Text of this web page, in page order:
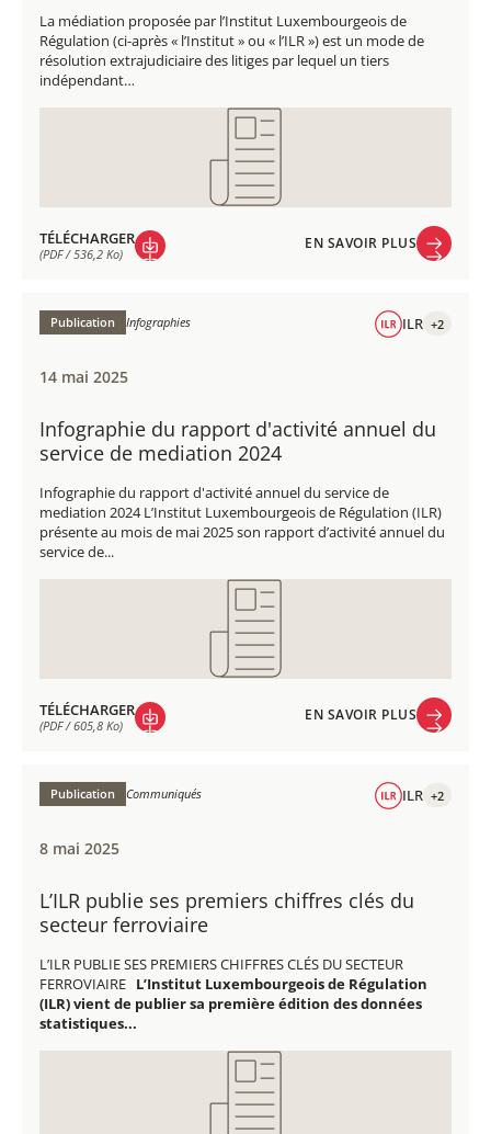
La médiation proposée par l’Institut Luxembourgeois de
Régulation (ci-après « l’Institut » ou « l’ILR ») est un mode de
résolution extrajudiciaire des litiges par lequel un tiers
indépendant…
TÉLÉCHARGER
(PDF / 536,2 Ko)
(PDF / 536,2 Ko)
EN SAVOIR PLUS
Publication Infographies ILR +2
14 mai 2025
Infographie du rapport d'activité annuel du
service de mediation 2024
Infographie du rapport d'activité annuel du service de
mediation 2024 L’Institut Luxembourgeois de Régulation (ILR)
présente au mois de mai 2025 son rapport d’activité annuel du
service de...
TÉLÉCHARGER
(PDF / 605,8 Ko)
(PDF / 605,8 Ko)
EN SAVOIR PLUS
Publication Communiqués ILR +2
8 mai 2025
L’ILR publie ses premiers chiffres clés du
secteur ferroviaire
L’ILR PUBLIE SES PREMIERS CHIFFRES CLÉS DU SECTEUR
FERROVIAIRE L’Institut Luxembourgeois de Régulation
(ILR) vient de publier sa première édition des données
statistiques...